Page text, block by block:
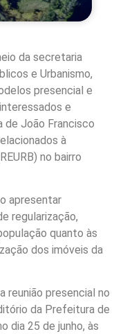
da secretaria
e Urbanismo,
presencial e
e
de João Francisco
à
no bairro
apresentar
regularização,
quanto às
dos imóveis da
reunião presencial no
da Prefeitura de
dia 25 de junho, às